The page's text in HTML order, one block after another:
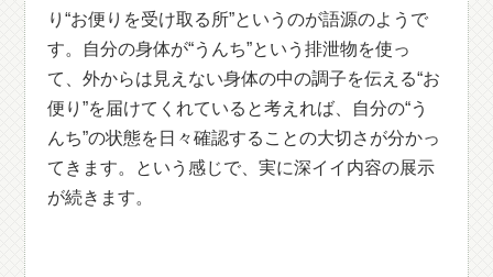
り“お便りを受け取る所”というのが語源のようで
す。自分の身体が“うんち”という排泄物を使っ
て、外からは見えない身体の中の調子を伝える“お
便り”を届けてくれていると考えれば、自分の“う
んち”の状態を日々確認することの大切さが分かっ
てきます。という感じで、実に深イイ内容の展示
が続きます。